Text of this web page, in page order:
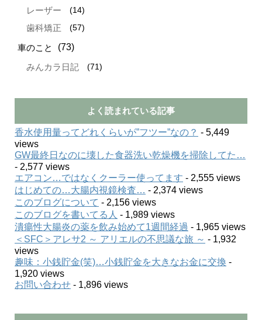
レーザー (14)
歯科矯正 (57)
車のこと (73)
みんカラ日記 (71)
よく読まれている記事
香水使用量ってどれくらいが”フツー”なの？ - 5,449
views
GW最終日なのに壊した食器洗い乾燥機を掃除してた…
- 2,577 views
エアコン…ではなくクーラー使ってます - 2,555 views
はじめての…大腸内視鏡検査… - 2,374 views
このブログについて - 2,156 views
このブログを書いてる人 - 1,989 views
潰瘍性大腸炎の薬を飲み始めて1週間経過 - 1,965 views
＜SFC＞アレサ2 ～ アリエルの不思議な旅 ～ - 1,932
views
趣味：小銭貯金(笑)…小銭貯金を大きなお金に交換 -
1,920 views
お問い合わせ - 1,896 views